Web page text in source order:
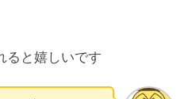
ると嬉しいです